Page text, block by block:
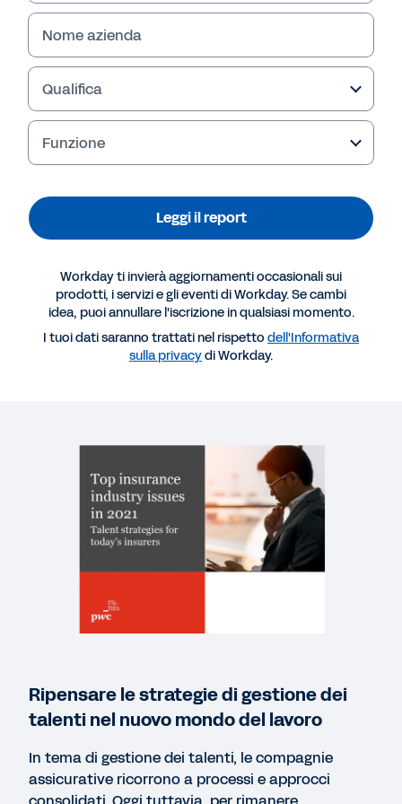
REPORT
PwC: Aspetti chiave per il settore assicurativo nel
2021 (in inglese)
Fai crescere i talenti per dare impulso alla tua
Workday per il settore assicurativo
WEB PAGE
Assicurazioni
Nome azienda
Qualifica
Funzione
Leggi il report
Workday ti invierà aggiornamenti occasionali sui
prodotti, i servizi e gli eventi di Workday. Se cambi
idea, puoi annullare l'iscrizione in qualsiasi momento.
I tuoi dati saranno trattati nel rispetto dell'Informativa
sulla privacydi Workday.
Ripensare le strategie di gestione dei
talenti nel nuovo mondo del lavoro
In tema di gestione dei talenti, le compagnie
assicurative ricorrono a processi e approcci